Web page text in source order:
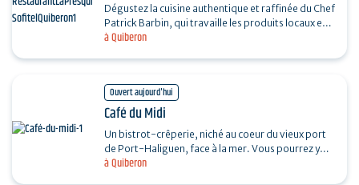
à Quiberon
Dégustez la cuisine authentique et raffinée du Chef
Patrick Barbin, qui travaille les produits locaux et
Ouvert aujourd'hui
à Quiberon
Café du Midi
Un bistrot-crêperie, niché au coeur du vieux port
de Port-Haliguen, face à la mer. Vous pourrez y
déguster une variété de galettes 100% sarrazin,…